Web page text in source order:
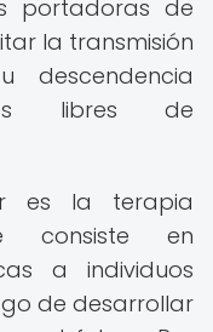
portadoras de
la transmisión
libres de
es la terapia
consiste en
a individuos
de desarrollar